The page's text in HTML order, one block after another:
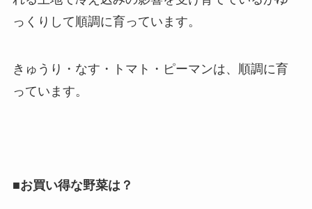
っくりして順調に育っています。
きゅうり・なす・トマト・ピーマンは、順調に育
っています。
■お買い得な野菜は？